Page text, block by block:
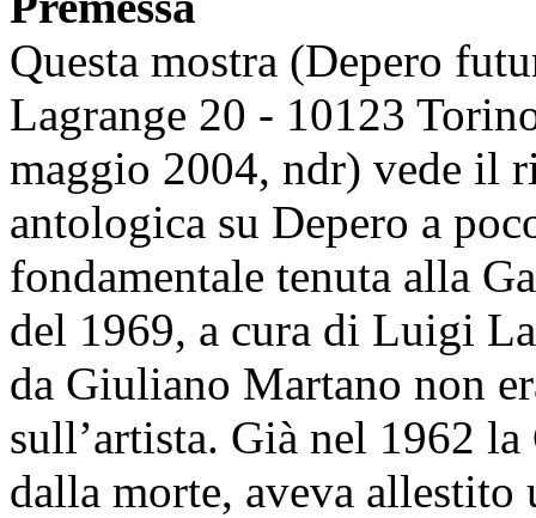
Questa mostra (Depero
Lagrange 20 - 10123
maggio 2004, ndr) vede il
antologica su Depero a
fondamentale tenuta alla
del 1969, a cura di Luigi
da Giuliano Martano non
sull’artista. Già nel 1962
dalla morte, aveva